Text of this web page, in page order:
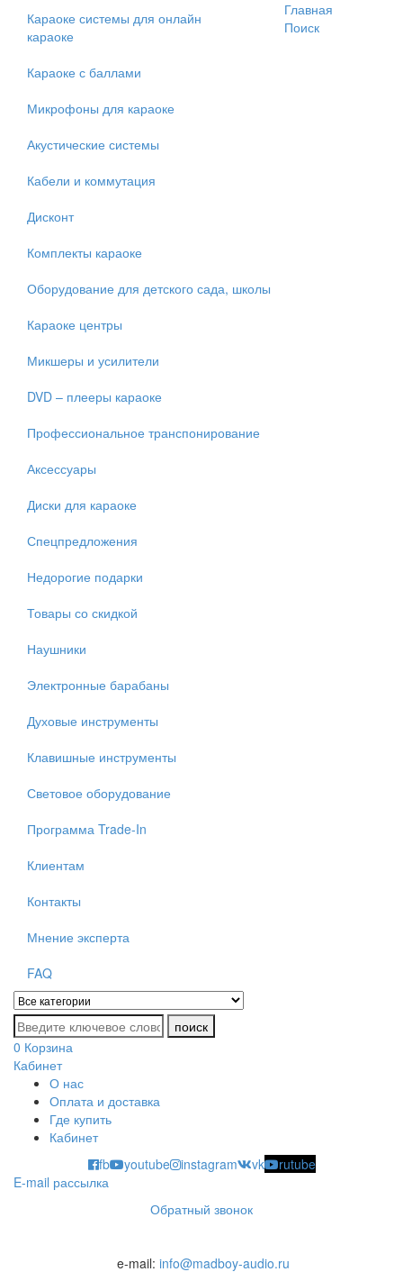
Categories
Караоке системы для онлайн
караоке
Караоке с баллами
Микрофоны для караоке
Акустические системы
Кабели и коммутация
Дисконт
Комплекты караоке
Оборудование для детского сада, школы
Караоке центры
Микшеры и усилители
DVD – плееры караоке
Профессиональное транспонирование
Аксессуары
Диски для караоке
Спецпредложения
Недорогие подарки
Товары со скидкой
Наушники
Электронные барабаны
Духовые инструменты
Клавишные инструменты
Световое оборудование
Программа Trade-In
Клиентам
Контакты
Мнение эксперта
FAQ
Главная
Поиск
поиск
0 Корзина
Кабинет
О нас
Оплата и доставка
Где купить
Кабинет
fb
youtube instagram vk
rutube
E-mail рассылка
Обратный звонок
e-mail: info@madboy-audio.ru